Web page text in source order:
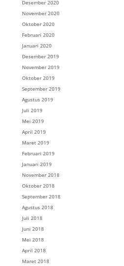
Desember 2020
November 2020
Oktober 2020
Februari 2020
Januari 2020
Desember 2019
November 2019
Oktober 2019
September 2019
Agustus 2019
Juli 2019
Mei 2019
April 2019
Maret 2019
Februari 2019
Januari 2019
November 2018
Oktober 2018
September 2018
Agustus 2018
Juli 2018
Juni 2018
Mei 2018
April 2018
Maret 2018